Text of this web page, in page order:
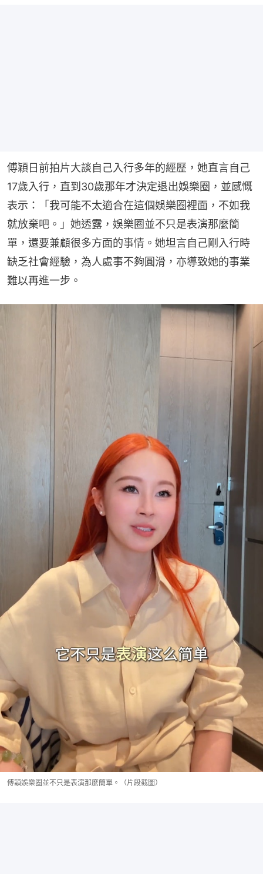
傅穎日前拍片大談自己入行多年的經歷，她直言自己
17歲入行，直到30歲那年才決定退出娛樂圈，並感慨
表示：「我可能不太適合在這個娛樂圈裡面，不如我
就放棄吧。」她透露，娛樂圈並不只是表演那麼簡
單，還要兼顧很多方面的事情。她坦言自己剛入行時
缺乏社會經驗，為人處事不夠圓滑，亦導致她的事業
難以再進一步。
傅穎娛樂圈並不只是表演那麼簡單。（片段截圖）